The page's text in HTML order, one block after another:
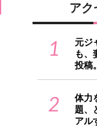
アク
1
元ジ
も、
投稿
2
体力
題、
アル